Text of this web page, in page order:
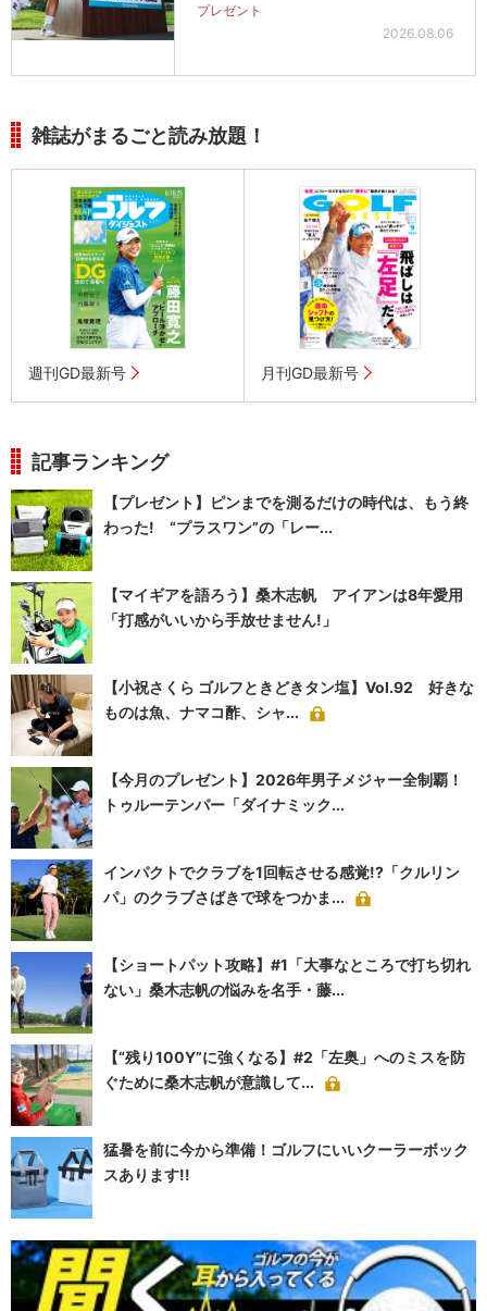
プレゼント
2026.08.06
雑誌がまるごと読み放題！
週刊GD最新号 月刊GD最新号
記事ランキング
【プレゼント】ピンまでを測るだけの時代は、もう終
わった! “プラスワン”の「レー...
【マイギアを語ろう】桑木志帆 アイアンは8年愛用
「打感がいいから手放せません!」
【小祝さくら ゴルフときどきタン塩】Vol.92 好きな
ものは魚、ナマコ酢、シャ...
【今月のプレゼント】2026年男子メジャー全制覇！
トゥルーテンパー「ダイナミック...
インパクトでクラブを1回転させる感覚!?「クルリン
パ」のクラブさばきで球をつかま...
【ショートパット攻略】#1「大事なところで打ち切れ
ない」桑木志帆の悩みを名手・藤...
【“残り100Y”に強くなる】#2「左奥」へのミスを防
ぐために桑木志帆が意識して...
猛暑を前に今から準備！ゴルフにいいクーラーボック
スあります!!